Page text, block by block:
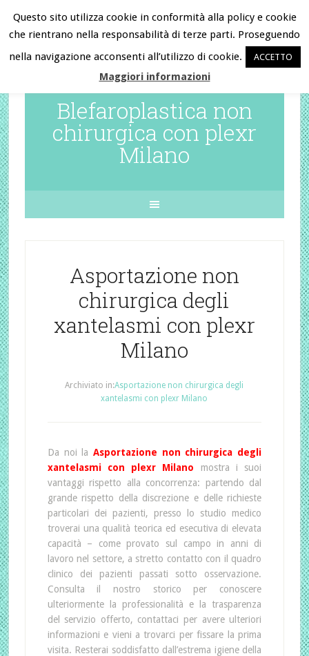
Chiama ora e prenota la tua visita
al345.6296226
Blefaroplastica non
chirurgica con plexr
Milano
Asportazione non
chirurgica degli
xantelasmi con plexr
Milano
Archiviato in:Asportazione non chirurgica degli
xantelasmi con plexr Milano
Da noi la Asportazione non chirurgica degli
xantelasmi con plexr Milano mostra i suoi
vantaggi rispetto alla concorrenza: partendo dal
grande rispetto della discrezione e delle richieste
particolari dei pazienti, presso lo studio medico
troverai una qualità teorica ed esecutiva di elevata
capacità – come provato sul campo in anni di
lavoro nel settore, a stretto contatto con il quadro
clinico dei pazienti passati sotto osservazione.
Consulta il nostro storico per conoscere
ulteriormente la professionalità e la trasparenza
del servizio offerto, contattaci per avere ulteriori
informazioni e vieni a trovarci per fissare la prima
visita. Resterai soddisfatto dall’estrema igiene della
Questo sito utilizza cookie in conformità alla policy e cookie
che rientrano nella responsabilità di terze parti. Proseguendo
nella navigazione acconsenti all’utilizzo di cookie.
ACCETTO
Maggiori informazioni